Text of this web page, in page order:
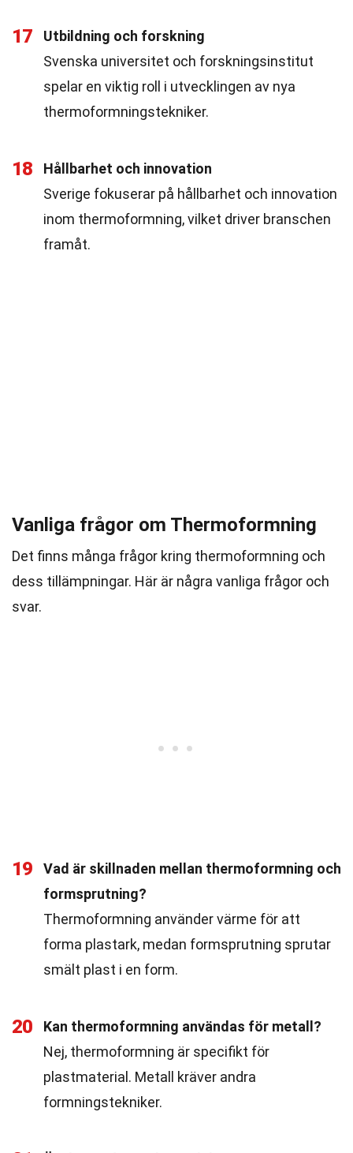
17
Utbildning och forskning
Svenska universitet och forskningsinstitut
spelar en viktig roll i utvecklingen av nya
thermoformningstekniker.
18
Hållbarhet och innovation
Sverige fokuserar på hållbarhet och innovation
inom thermoformning, vilket driver branschen
framåt.
Vanliga frågor om Thermoformning
Det finns många frågor kring thermoformning och
dess tillämpningar. Här är några vanliga frågor och
svar.
19
Vad är skillnaden mellan thermoformning och
formsprutning?
Thermoformning använder värme för att
forma plastark, medan formsprutning sprutar
smält plast i en form.
20
Kan thermoformning användas för metall?
Nej, thermoformning är specifikt för
plastmaterial. Metall kräver andra
formningstekniker.